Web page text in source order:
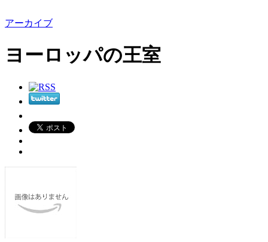
アーカイブ
ヨーロッパの王室